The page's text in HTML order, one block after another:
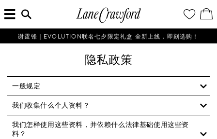
佛
探
的
尚
界
的
愿
望
清
单
看
／
修
购
单
入
搜
索
信
息...
谢霆锋｜EVOLUTION联名七夕限定礼盒 全新上线，即刻选购！
隐私政策
一般规定
我们收集什么个人资料？
我们怎样使用这些资料，并依赖什么法律基础使用这些资
料？